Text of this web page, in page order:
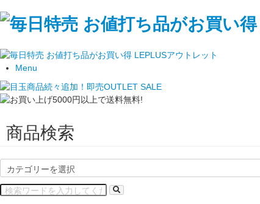
Menu
商品検索